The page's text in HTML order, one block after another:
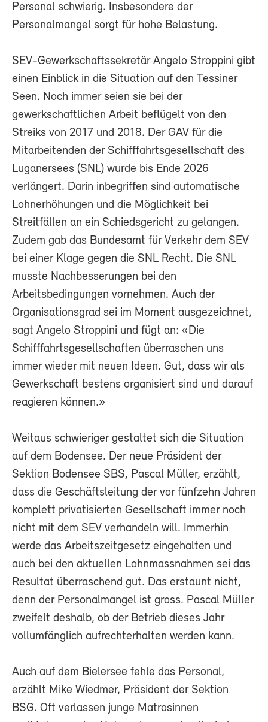
Personal schwierig. Insbesondere der
Personalmangel sorgt für hohe Belastung.
SEV-Gewerkschaftssekretär Angelo Stroppini gibt
einen Einblick in die Situation auf den Tessiner
Seen. Noch immer seien sie bei der
gewerkschaftlichen Arbeit beflügelt von den
Streiks von 2017 und 2018. Der GAV für die
Mitarbeitenden der Schifffahrtsgesellschaft des
Luganersees (SNL) wurde bis Ende 2026
verlängert. Darin inbegriffen sind automatische
Lohnerhöhungen und die Möglichkeit bei
Streitfällen an ein Schiedsgericht zu gelangen.
Zudem gab das Bundesamt für Verkehr dem SEV
bei einer Klage gegen die SNL Recht. Die SNL
musste Nachbesserungen bei den
Arbeitsbedingungen vornehmen. Auch der
Organisationsgrad sei im Moment ausgezeichnet,
sagt Angelo Stroppini und fügt an: «Die
Schifffahrtsgesellschaften überraschen uns
immer wieder mit neuen Ideen. Gut, dass wir als
Gewerkschaft bestens organisiert sind und darauf
reagieren können.»
Weitaus schwieriger gestaltet sich die Situation
auf dem Bodensee. Der neue Präsident der
Sektion Bodensee SBS, Pascal Müller, erzählt,
dass die Geschäftsleitung der vor fünfzehn Jahren
komplett privatisierten Gesellschaft immer noch
nicht mit dem SEV verhandeln will. Immerhin
werde das Arbeitszeitgesetz eingehalten und
auch bei den aktuellen Lohnmassnahmen sei das
Resultat überraschend gut. Das erstaunt nicht,
denn der Personalmangel ist gross. Pascal Müller
zweifelt deshalb, ob der Betrieb dieses Jahr
vollumfänglich aufrechterhalten werden kann.
Auch auf dem Bielersee fehle das Personal,
erzählt Mike Wiedmer, Präsident der Sektion
BSG. Oft verlassen junge Matrosinnen